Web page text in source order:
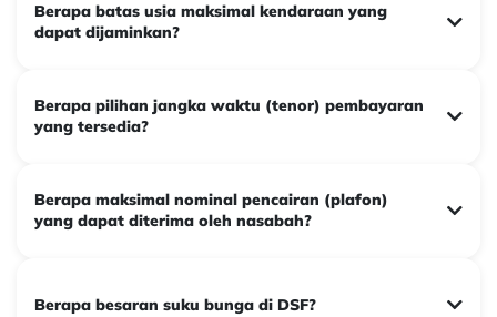
Berapa batas usia maksimal kendaraan yang
dapat dijaminkan?
Berapa pilihan jangka waktu (tenor) pembayaran
yang tersedia?
Berapa maksimal nominal pencairan (plafon)
yang dapat diterima oleh nasabah?
Berapa besaran suku bunga di DSF?